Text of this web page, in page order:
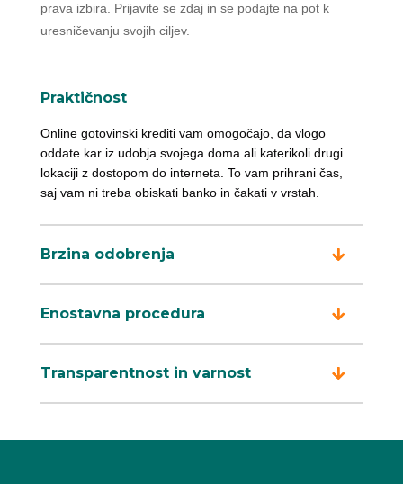
prava izbira. Prijavite se zdaj in se podajte na pot k
uresničevanju svojih ciljev.
Praktičnost
Online gotovinski krediti vam omogočajo, da vlogo
oddate kar iz udobja svojega doma ali katerikoli drugi
lokaciji z dostopom do interneta. To vam prihrani čas,
saj vam ni treba obiskati banko in čakati v vrstah.
Brzina odobrenja
Enostavna procedura
Transparentnost in varnost